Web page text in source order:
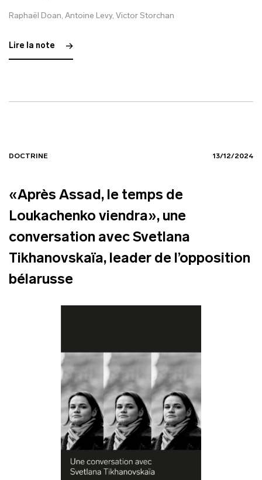
Raphaël Doan, Antoine Levy, Victor Storchan
Lire la note
DOCTRINE 13/12/2024
«Après Assad, le temps de
Loukachenko viendra», une
conversation avec Svetlana
Tikhanovskaïa, leader de l’opposition
bélarusse